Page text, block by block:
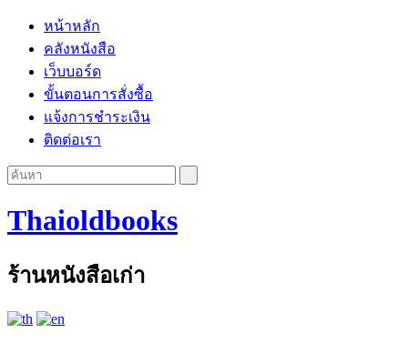
หน้าหลัก
คลังหนังสือ
เว็บบอร์ด
ขั้นตอนการสั่งซื้อ
แจ้งการชำระเงิน
ติดต่อเรา
Thaioldbooks
ร้านหนังสือเก่า